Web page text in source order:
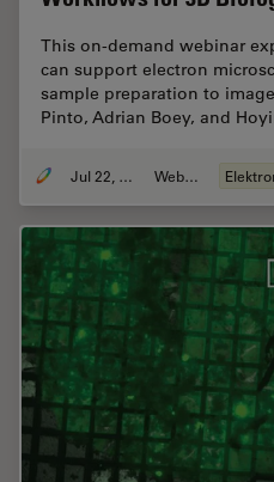
This on-demand webinar
can support electron
sample preparation to
Pinto, Adrian Boey, and
Jul 22, 2025 Webinar